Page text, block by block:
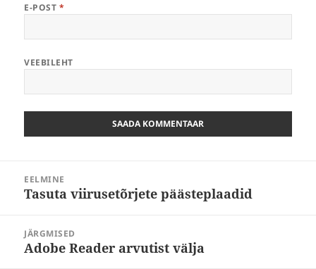
E-POST *
VEEBILEHT
EELMINE
Eelmine
Tasuta viirusetõrjete päästeplaadid
JÄRGMISED
Järgmine
Adobe Reader arvutist välja